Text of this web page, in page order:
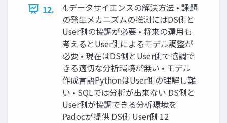
12.
4.データサイエンスの解決方法 • 課題
の発生メカニズムの推測にはDS側と
User側の協調が必要 • 将来の運用も
考えるとUser側によるモデル調整が
必要 • 現在はDS側とUser側で協調で
きる適切な分析環境が無い • モデル
作成言語PythonはUser側の理解し難
い • SQLでは分析が出来ない DS側と
User側が協調できる分析環境を
Padocが提供 DS側 User側 12